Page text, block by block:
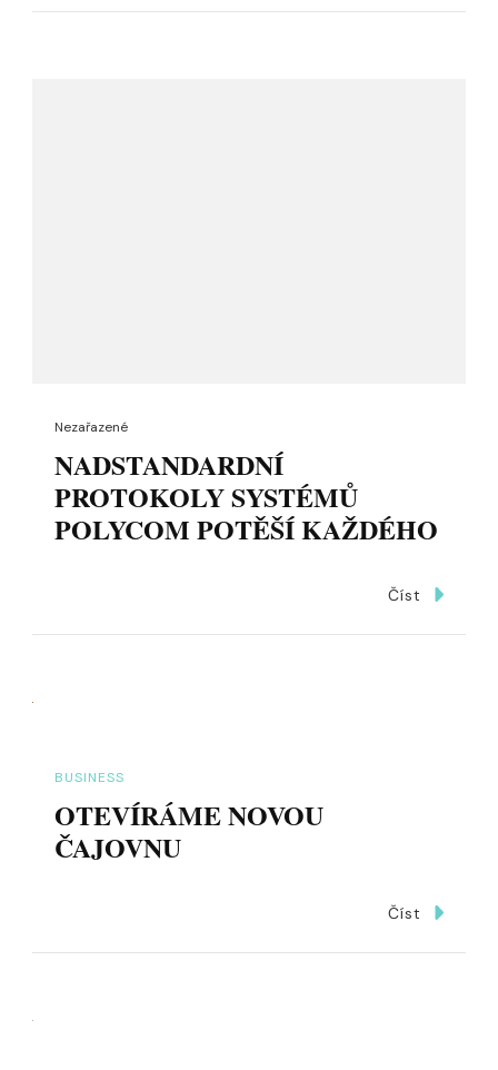
Nezařazené
NADSTANDARDNÍ
PROTOKOLY SYSTÉMŮ
POLYCOM POTĚŠÍ KAŽDÉHO
Číst
BUSINESS
OTEVÍRÁME NOVOU
ČAJOVNU
Číst